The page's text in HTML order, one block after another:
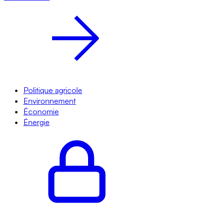
Politique agricole
Environnement
Économie
Énergie